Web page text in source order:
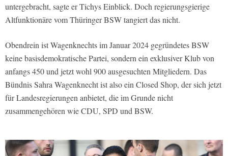
untergebracht, sagte er Tichys Einblick. Doch regierungsgierige
Altfunktionäre vom Thüringer BSW tangiert das nicht.
Obendrein ist Wagenknechts im Januar 2024 gegründetes BSW
keine basisdemokratische Partei, sondern ein exklusiver Klub von
anfangs 450 und jetzt wohl 900 ausgesuchten Mitgliedern. Das
Bündnis Sahra Wagenknecht ist also ein Closed Shop, der sich jetzt
für Landesregierungen anbietet, die im Grunde nicht
zusammengehören wie CDU, SPD und BSW.